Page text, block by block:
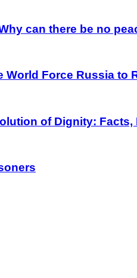
can there be no
World Force Russia to
of Dignity: